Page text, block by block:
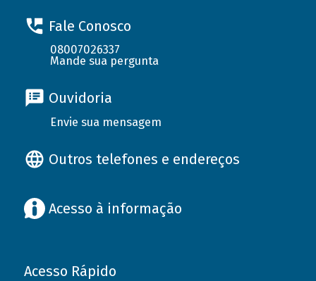
Fale Conosco
08007026337
Mande sua pergunta
Ouvidoria
Envie sua mensagem
Outros telefones e endereços
Acesso à informação
Acesso Rápido